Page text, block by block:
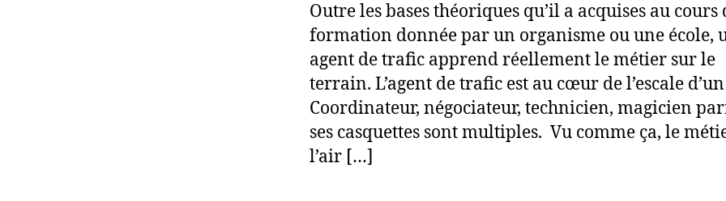
Outre les bases théoriques qu’il a acquises au cours
formation donnée par un organisme ou une école,
agent de trafic apprend réellement le métier sur le
terrain. L’agent de trafic est au cœur de l’escale
Coordinateur, négociateur, technicien, magicien
ses casquettes sont multiples. Vu comme ça, le
l’air […]